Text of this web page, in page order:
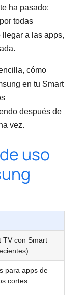
ha pasado:
todas
a las apps,
cómo
en tu Smart
después de
vez.
uso
TV con Smart
para apps de
cortes